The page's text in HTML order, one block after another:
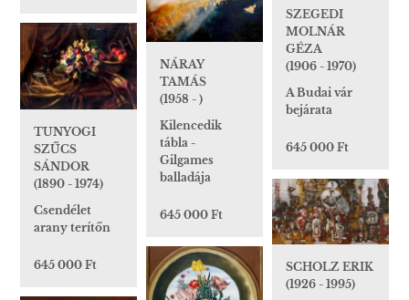
SZEGEDI
MOLNÁR
GÉZA
(1906 - 1970)
A Budai vár
bejárata
645 000 Ft
NÁRAY
TAMÁS
(1958 - )
Kilencedik
tábla -
Gilgames
balladája
645 000 Ft
TUNYOGI
SZŰCS
SÁNDOR
(1890 - 1974)
Csendélet
arany terítőn
645 000 Ft
SCHOLZ ERIK
(1926 - 1995)